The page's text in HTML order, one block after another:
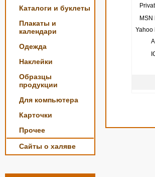
Каталоги и буклеты
Плакаты и
календари
Одежда
Наклейки
Образцы
продукции
Для компьютера
Карточки
Прочее
Сайты о халяве
MSN
Yahoo